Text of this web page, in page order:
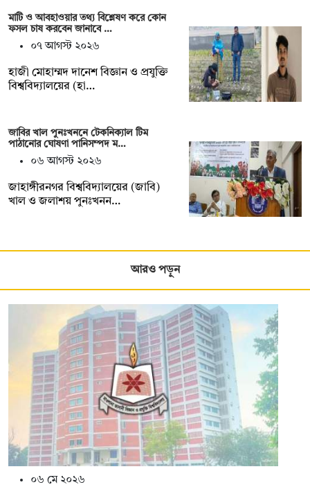
মাটি ও আবহাওয়ার তথ্য বিশ্লেষণ করে কোন
ফসল চাষ করবেন জানাবে …
০৭ আগস্ট ২০২৬
হাজী মোহাম্মদ দানেশ বিজ্ঞান ও প্রযুক্তি
বিশ্ববিদ্যালয়ের (হা…
জাবির খাল পুনঃখননে টেকনিক্যাল টিম
পাঠানোর ঘোষণা পানিসম্পদ ম…
০৬ আগস্ট ২০২৬
‎‎জাহাঙ্গীরনগর বিশ্ববিদ্যালয়ের (জাবি)
খাল ও জলাশয় পুনঃখনন…
আরও পড়ুন
০৬ মে ২০২৬